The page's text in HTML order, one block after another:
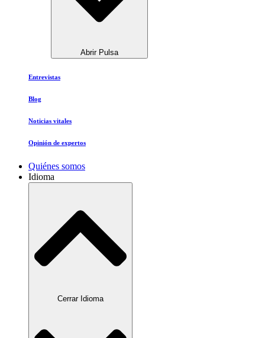
Abrir Pulsa
Entrevistas
Blog
Noticias vitales
Opinión de expertos
Quiénes somos
Idioma
Cerrar Idioma